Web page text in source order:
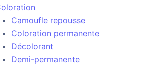
Camoufle repousse
Coloration permanente
Décolorant
Demi-permanente